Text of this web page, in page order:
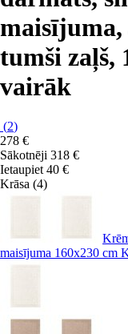
tumši zaļš,
vairāk
(2)
278 €
Sākotnēji 318 €
Ietaupiet 40 €
Krāsa (4)
maisījuma 160x230 cm